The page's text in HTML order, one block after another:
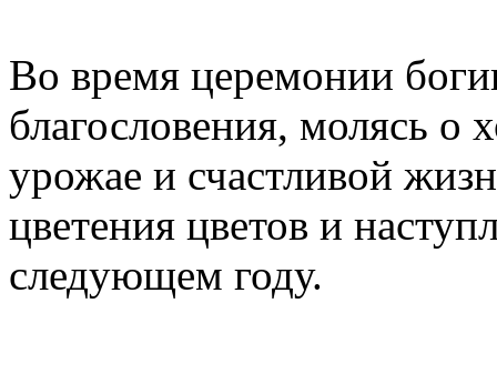
Во время церемонии
благословения, молясь
урожае и счастливой
цветения цветов и
следующем году.